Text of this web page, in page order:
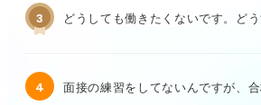
3 どうしても働きたくないです。ど
4 面接の練習をしてないんですが、